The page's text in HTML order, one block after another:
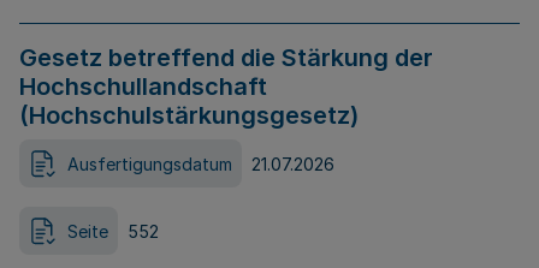
Gesetz betreffend die Stärkung der
Hochschullandschaft
(Hochschulstärkungsgesetz)
Ausfertigungsdatum 21.07.2026
Seite 552